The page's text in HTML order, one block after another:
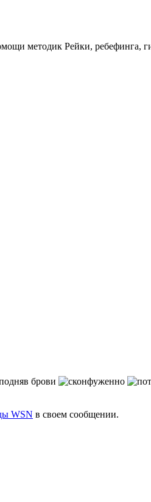
методик Рейки, ребефинга,
WSN в своем сообщении.